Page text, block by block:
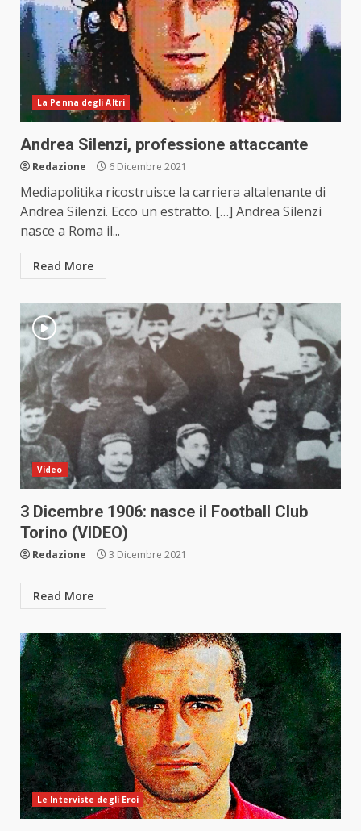
La Penna degli Altri
Andrea Silenzi, professione attaccante
Redazione 6 Dicembre 2021
Mediapolitika ricostruisce la carriera altalenante di
Andrea Silenzi. Ecco un estratto. […] Andrea Silenzi
nasce a Roma il...
Read More
Video
3 Dicembre 1906: nasce il Football Club
Torino (VIDEO)
Redazione 3 Dicembre 2021
Read More
Le Interviste degli Eroi